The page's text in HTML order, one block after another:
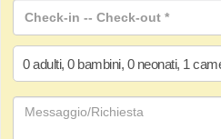
0 adulti, 0 bambini, 0 neonati, 1